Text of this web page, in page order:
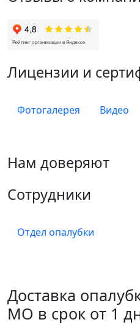
Лицензии и
Фотогалерея Видео
Нам доверяют
Сотрудники
Отдел опалубки
Доставка
МО в срок от 1